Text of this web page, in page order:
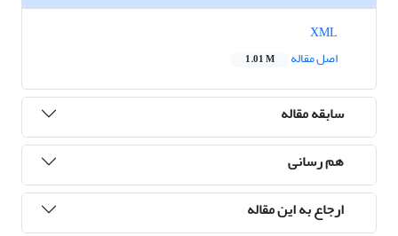
اصل مقاله
1.01 M
سابقه مقاله
هم رسانی
ارجاع به این مقاله